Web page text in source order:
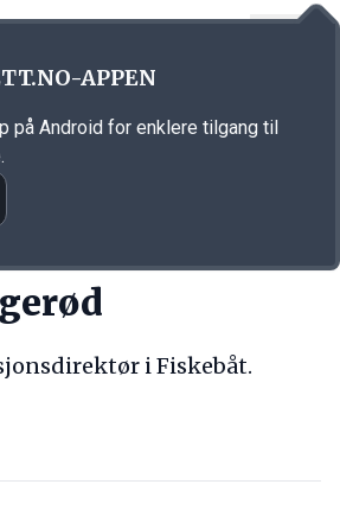
i Fiskebåt.
APPEN
på Android for enklere tilgang til